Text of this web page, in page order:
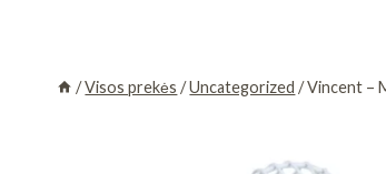
/Visos prekės /Uncategorized /Vincent –